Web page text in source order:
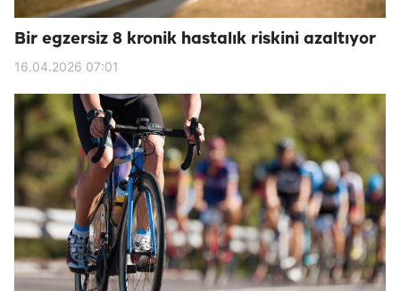
Bir egzersiz 8 kronik hastalık riskini azaltıyor
16.04.2026 07:01